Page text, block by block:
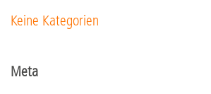
Keine Kategorien
Meta